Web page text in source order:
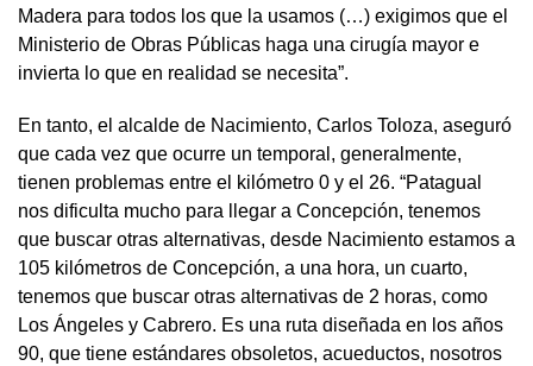
Madera para todos los que la usamos (…) exigimos que el
Ministerio de Obras Públicas haga una cirugía mayor e
invierta lo que en realidad se necesita”.
En tanto, el alcalde de Nacimiento, Carlos Toloza, aseguró
que cada vez que ocurre un temporal, generalmente,
tienen problemas entre el kilómetro 0 y el 26. “Patagual
nos dificulta mucho para llegar a Concepción, tenemos
que buscar otras alternativas, desde Nacimiento estamos a
105 kilómetros de Concepción, a una hora, un cuarto,
tenemos que buscar otras alternativas de 2 horas, como
Los Ángeles y Cabrero. Es una ruta diseñada en los años
90, que tiene estándares obsoletos, acueductos, nosotros